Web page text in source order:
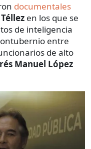
documentales
en los que se
de inteligencia
entre
de alto
Manuel López